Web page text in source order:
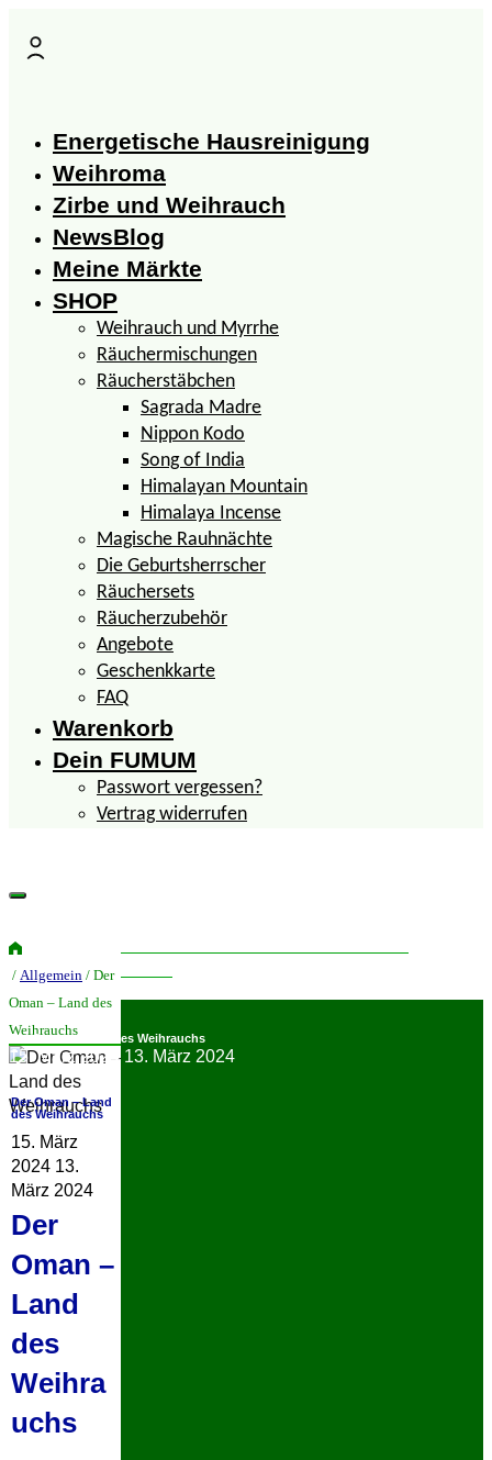
Inhalt
Energetische Hausreinigung
Weihroma
Zirbe und Weihrauch
NewsBlog
Meine Märkte
SHOP
Weihrauch und Myrrhe
Räuchermischungen
Räucherstäbchen
Sagrada Madre
Nippon Kodo
Song of India
Himalayan Mountain
Himalaya Incense
Magische Rauhnächte
Die Geburtsherrscher
Räuchersets
Räucherzubehör
Angebote
Geschenkkarte
FAQ
Warenkorb
Dein FUMUM
Passwort vergessen?
Vertrag widerrufen
Der Oman – Land des Weihrauchs
15. März 2024 13. März 2024
/ Allgemein / Der
Oman – Land des
Weihrauchs
Der Oman – Land
des Weihrauchs
15. März
2024 13.
März 2024
Der
Oman –
Land
des
Weihra
uchs